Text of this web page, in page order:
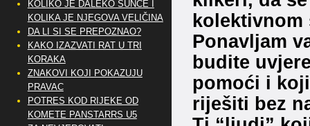
Ponavljam
budite
pomoći i
riješiti bez
KOLIKO JE DALEKO SUNCE I
KOLIKA JE NJEGOVA VELIČINA
DA LI SI SE PREPOZNAO?
KAKO IZAZVATI RAT U TRI
KORAKA
ZNAKOVI KOJI POKAZUJU
PRAVAC
POTRES KOD RIJEKE OD
KOMETE PANSTARRS U5